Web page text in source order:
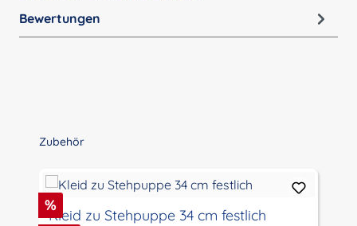
Bewertungen
Produktgalerie überspringen
Zubehör
Rabatt
%
Kleid zu Stehpuppe 34 cm festlich